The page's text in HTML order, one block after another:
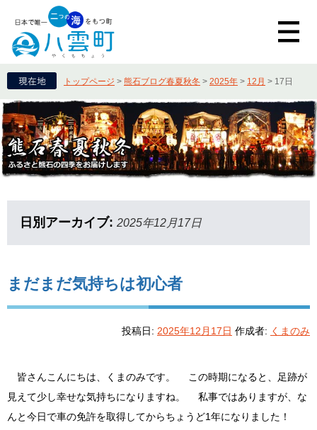
トップページ > 熊石ブログ春夏秋冬 > 2025年 > 12月 > 17日
日別アーカイブ: 2025年12月17日
まだまだ気持ちは初心者
投稿日: 2025年12月17日 作成者: くまのみ
皆さんこんにちは、くまのみです。 この時期になると、足跡が
見えて少し幸せな気持ちになりますね。 私事ではありますが、な
んと今日で車の免許を取得してからちょうど1年になりました！